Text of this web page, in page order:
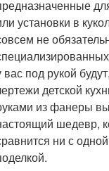
установки в
не
вас под рукой
детской
из фанеры
шедевр,
ни с